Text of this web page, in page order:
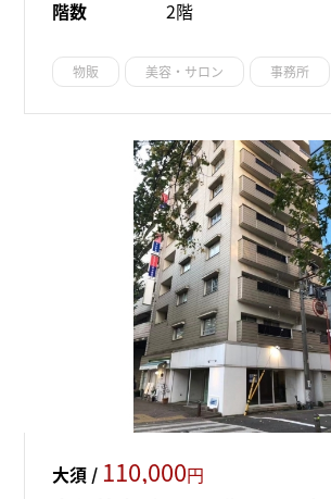
階数 2階
物販 美容・サロン 事務所
大須 / 110,000円